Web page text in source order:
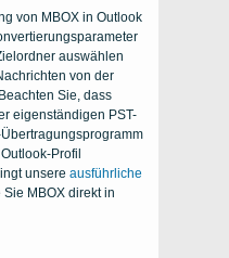
von MBOX in Outlook
auswählen
von der
Sie, dass
eigenständigen PST-
Profil
unsere ausführliche
MBOX direkt in